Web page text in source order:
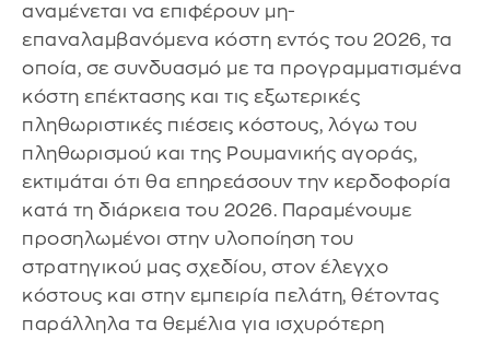
αναμένεται να επιφέρουν μη-
επαναλαμβανόμενα κόστη εντός του 2026, τα
οποία, σε συνδυασμό με τα προγραμματισμένα
κόστη επέκτασης και τις εξωτερικές
πληθωριστικές πιέσεις κόστους, λόγω του
πληθωρισμού και της Ρουμανικής αγοράς,
εκτιμάται ότι θα επηρεάσουν την κερδοφορία
κατά τη διάρκεια του 2026. Παραμένουμε
προσηλωμένοι στην υλοποίηση του
στρατηγικού μας σχεδίου, στον έλεγχο
κόστους και στην εμπειρία πελάτη, θέτοντας
παράλληλα τα θεμέλια για ισχυρότερη